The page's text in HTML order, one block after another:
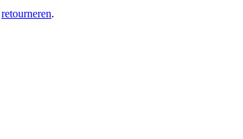
retourneren.